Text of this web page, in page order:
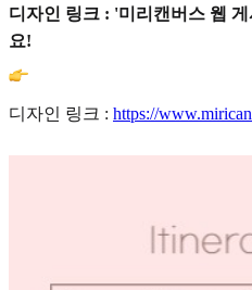
디자인 링크 : '미리캔버스 웹
요!
디자인 링크 : https://